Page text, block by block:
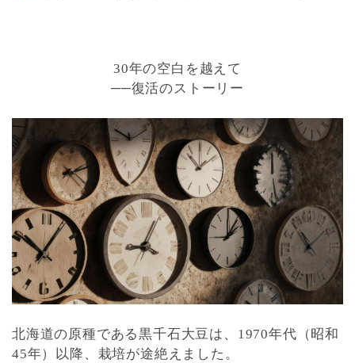
30年の空白を越えて
──復活のストーリー
北海道の原種である黒千石大豆は、1970年代（昭和
45年）以降、栽培が途絶えました。